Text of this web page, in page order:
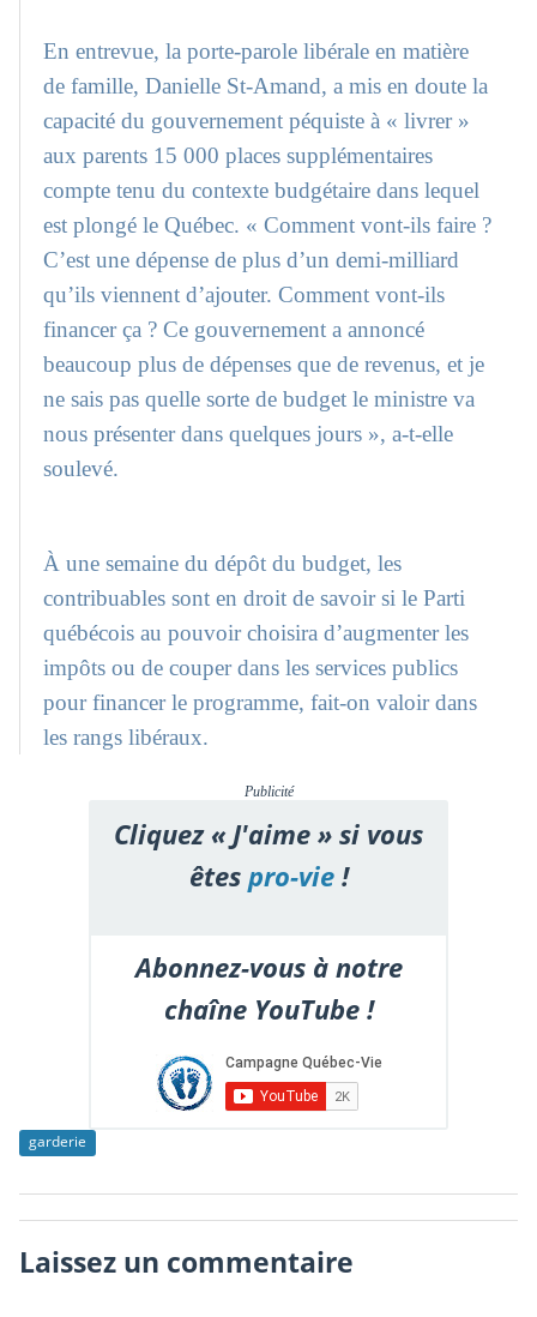
En entrevue, la porte-parole libérale en matière
de famille, Danielle St-Amand, a mis en doute la
capacité du gouvernement péquiste à « livrer »
aux parents 15 000 places supplémentaires
compte tenu du contexte budgétaire dans lequel
est plongé le Québec. « Comment vont-ils faire ?
C’est une dépense de plus d’un demi-milliard
qu’ils viennent d’ajouter. Comment vont-ils
financer ça ? Ce gouvernement a annoncé
beaucoup plus de dépenses que de revenus, et je
ne sais pas quelle sorte de budget le ministre va
nous présenter dans quelques jours », a-t-elle
soulevé.
À une semaine du dépôt du budget, les
contribuables sont en droit de savoir si le Parti
québécois au pouvoir choisira d’augmenter les
impôts ou de couper dans les services publics
pour financer le programme, fait-on valoir dans
les rangs libéraux.
Publicité
Cliquez « J'aime » si vous
êtespro-vie!
Abonnez-vous à notre
chaîne YouTube !
garderie
Laissez un commentaire